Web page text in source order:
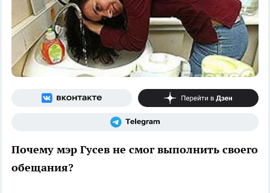
Почему мэр Гусев не смог выполнить своего
обещания?